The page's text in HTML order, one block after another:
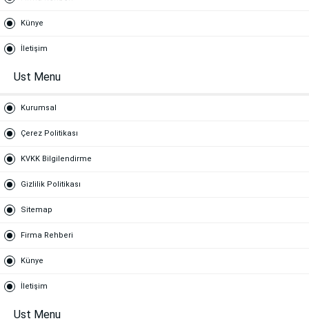
Künye
İletişim
Ust Menu
Kurumsal
Çerez Politikası
KVKK Bilgilendirme
Gizlilik Politikası
Sitemap
Firma Rehberi
Künye
İletişim
Ust Menu